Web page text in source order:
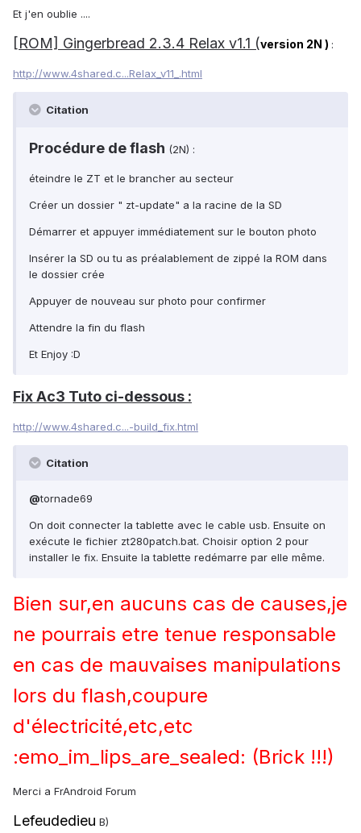
Et j'en oublie ....
[ROM] Gingerbread 2.3.4 Relax v1.1 (version 2N ) :
http://www.4shared.c...Relax_v11_.html
Citation
Procédure de flash (2N) :
éteindre le ZT et le brancher au secteur
Créer un dossier " zt-update" a la racine de la SD
Démarrer et appuyer immédiatement sur le bouton photo
Insérer la SD ou tu as préalablement de zippé la ROM dans
le dossier crée
Appuyer de nouveau sur photo pour confirmer
Attendre la fin du flash
Et Enjoy :D
Fix Ac3 Tuto ci-dessous :
http://www.4shared.c...-build_fix.html
Citation
@tornade69
On doit connecter la tablette avec le cable usb. Ensuite on
exécute le fichier zt280patch.bat. Choisir option 2 pour
installer le fix. Ensuite la tablette redémarre par elle même.
Bien sur,en aucuns cas de causes,je
ne pourrais etre tenue responsable
en cas de mauvaises manipulations
lors du flash,coupure
d'électricité,etc,etc
:emo_im_lips_are_sealed: (Brick !!!)
Merci a FrAndroid Forum
Lefeudedieu B)